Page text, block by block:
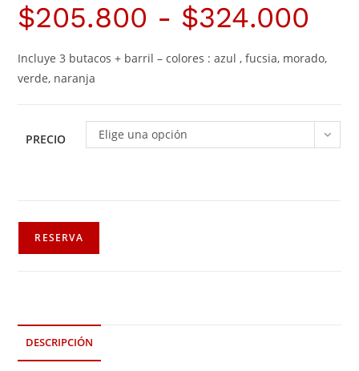
$205.800 - $324.000
Incluye 3 butacos + barril – colores : azul , fucsia, morado,
verde, naranja
PRECIO Elige una opción
RESERVA
DESCRIPCIÓN